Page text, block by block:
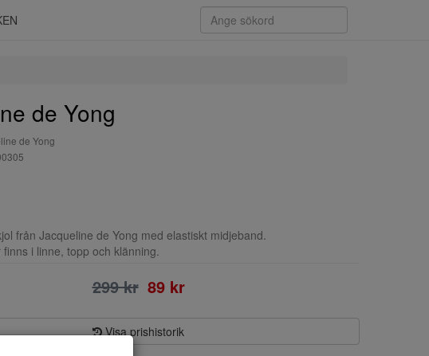
de Yong
de Yong
från Jacqueline de Yong med elastiskt midjeband.
i linne, topp och klänning.
299 kr 89 kr
Visa prishistorik